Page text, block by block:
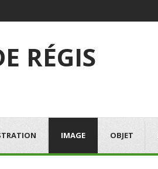
RÉGIS
IMAGE OBJET